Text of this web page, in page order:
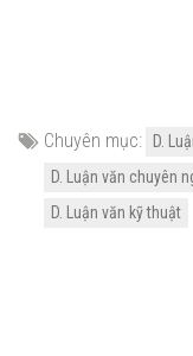
Chuyên mục:
D.
D. Luận văn chuyên
D. Luận văn kỹ thuật